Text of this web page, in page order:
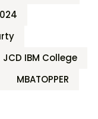
JCD IBM College
MBATOPPER